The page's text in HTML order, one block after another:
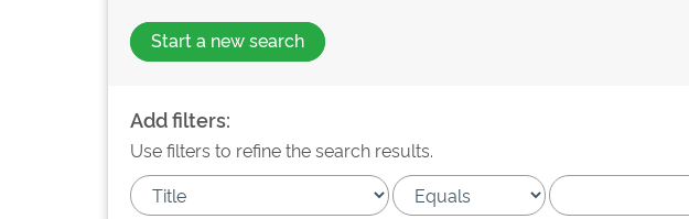
Start a new search
Add filters:
Use filters to refine the search results.